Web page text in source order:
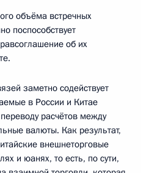
объёма встречных
поспособствует
об их
заметно содействует
в России и Китае
расчётов между
валюты. Как результат,
внешнеторговые
и юанях, то есть, по сути,